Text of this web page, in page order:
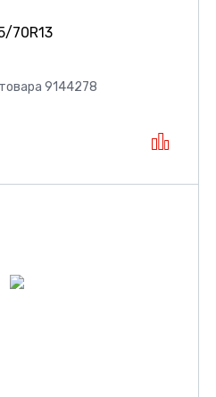
70R13
9144278